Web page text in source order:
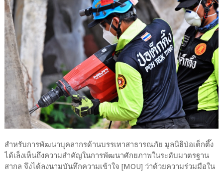
สำหรับการพัฒนาบุคลากรด้านบรรเทาสาธารณภัย มูลนิธิป่อเต็กตึ๊ง
ได้เล็งเห็นถึงความสำคัญในการพัฒนาศักยภาพในระดับมาตรฐาน
สากล จึงได้ลงนามบันทึกความเข้าใจ [MOU] ว่าด้วยความร่วมมือใน